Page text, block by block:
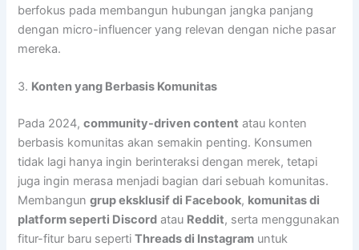
berfokus pada membangun hubungan jangka panjang
dengan micro-influencer yang relevan dengan niche pasar
mereka.
3. Konten yang Berbasis Komunitas
Pada 2024,community-driven content atau konten
berbasis komunitas akan semakin penting. Konsumen
tidak lagi hanya ingin berinteraksi dengan merek, tetapi
juga ingin merasa menjadi bagian dari sebuah komunitas.
Membangungrup eksklusif di Facebook, komunitas di
platform seperti Discord atau Reddit, serta menggunakan
fitur-fitur baru sepertiThreads di Instagram untuk